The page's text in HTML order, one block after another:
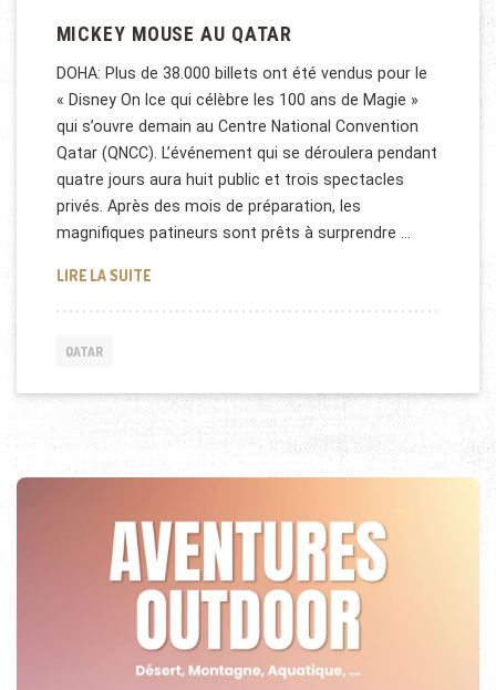
MICKEY MOUSE AU QATAR
DOHA: Plus de 38.000 billets ont été vendus pour le
« Disney On Ice qui célèbre les 100 ans de Magie »
qui s’ouvre demain au Centre National Convention
Qatar (QNCC). L’événement qui se déroulera pendant
quatre jours aura huit public et trois spectacles
privés. Après des mois de préparation, les
magnifiques patineurs sont prêts à surprendre …
LIRE LA SUITEMICKEY MOUSE AU QATAR
QATAR